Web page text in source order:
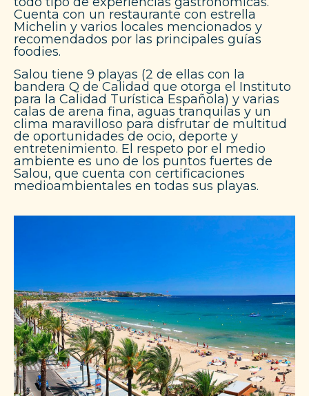
Cuenta con un restaurante con estrella
Michelin y varios locales mencionados y
recomendados por las principales guías
foodies.
Salou tiene 9 playas (2 de ellas con la
bandera Q de Calidad que otorga el Instituto
para la Calidad Turística Española) y varias
calas de arena fina, aguas tranquilas y un
clima maravilloso para disfrutar de multitud
de oportunidades de ocio, deporte y
entretenimiento. El respeto por el medio
ambiente es uno de los puntos fuertes de
Salou, que cuenta con certificaciones
medioambientales en todas sus playas.